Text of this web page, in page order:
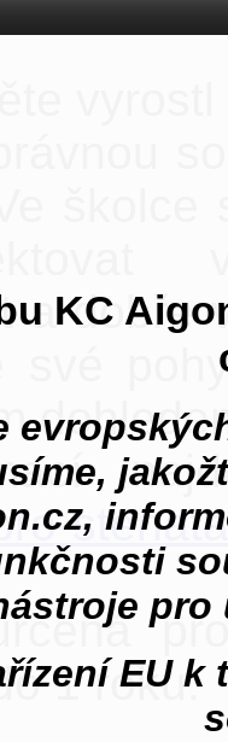
KC
pro
EU k
školce
a dobře
své
1 roku.